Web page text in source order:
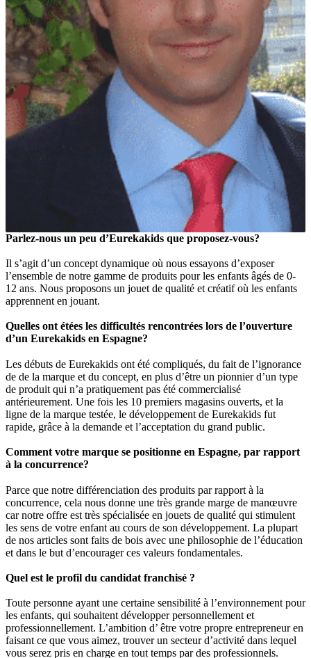
Parlez-nous un peu d’Eurekakids que proposez-vous?
Il s’agit d’un concept dynamique où nous essayons d’exposer
l’ensemble de notre gamme de produits pour les enfants âgés de 0-
12 ans. Nous proposons un jouet de qualité et créatif où les enfants
apprennent en jouant.
Quelles ont étées les difficultés rencontrées lors de l’ouverture
d’un Eurekakids en Espagne?
Les débuts de Eurekakids ont été compliqués, du fait de l’ignorance
de de la marque et du concept, en plus d’être un pionnier d’un type
de produit qui n’a pratiquement pas été commercialisé
antérieurement. Une fois les 10 premiers magasins ouverts, et la
ligne de la marque testée, le développement de Eurekakids fut
rapide, grâce à la demande et l’acceptation du grand public.
Comment votre marque se positionne en Espagne, par rapport
à la concurrence?
Parce que notre différenciation des produits par rapport à la
concurrence, cela nous donne une très grande marge de manœuvre
car notre offre est très spécialisée en jouets de qualité qui stimulent
les sens de votre enfant au cours de son développement. La plupart
de nos articles sont faits de bois avec une philosophie de l’éducation
et dans le but d’encourager ces valeurs fondamentales.
Quel est le profil du candidat franchisé ?
Toute personne ayant une certaine sensibilité à l’environnement pour
les enfants, qui souhaitent développer personnellement et
professionnellement. L’ambition d’ être votre propre entrepreneur en
faisant ce que vous aimez, trouver un secteur d’activité dans lequel
vous serez pris en charge en tout temps par des professionnels.